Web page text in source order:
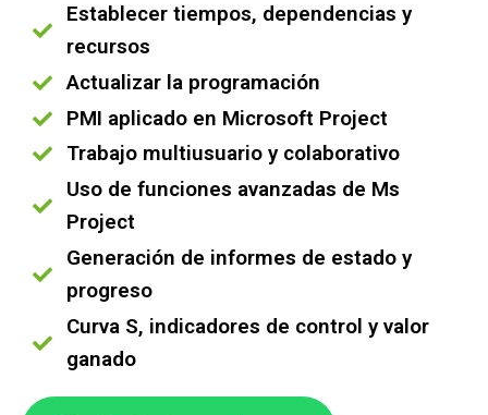
Establecer tiempos, dependencias y
recursos
Actualizar la programación
PMI aplicado en Microsoft Project
Trabajo multiusuario y colaborativo
Uso de funciones avanzadas de Ms
Project
Generación de informes de estado y
progreso
Curva S, indicadores de control y valor
ganado